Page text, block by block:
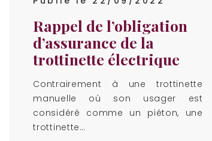
Rappel de l’obligation
d’assurance de la
trottinette électrique
Contrairement à une trottinette
manuelle où son usager est
considéré comme un piéton, une
trottinette…